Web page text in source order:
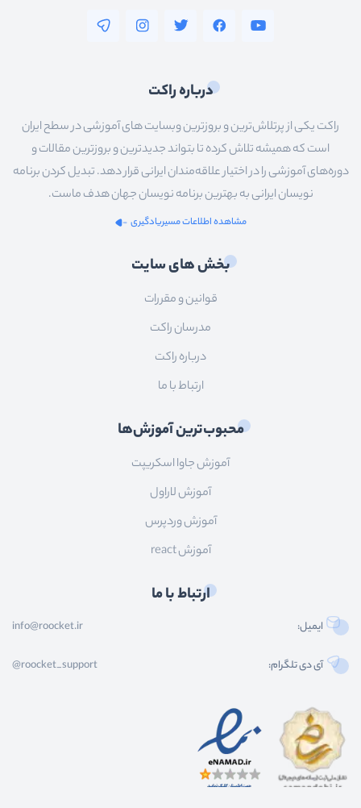
درباره راکت
راکت یکی از پرتلاش‌ترین و بروزترین وبسایت های آموزشی در سطح ایران
است که همیشه تلاش کرده تا بتواند جدیدترین و بروزترین مقالات و
دوره‌های آموزشی را در اختیار علاقه‌مندان ایرانی قرار دهد. تبدیل کردن برنامه
نویسان ایرانی به بهترین برنامه نویسان جهان هدف ماست.
مشاهده اطلاعات مسیریادگیری
بخش های سایت
قوانین و مقررات
مدرسان راکت
درباره راکت
ارتباط با ما
محبوب‌ترین آموزش‌ها
آموزش جاوا اسکریپت
آموزش لاراول
آموزش وردپرس
آموزش react
ارتباط با ما
ایمیل: info@roocket.ir
آی دی تلگرام: @roocket_support